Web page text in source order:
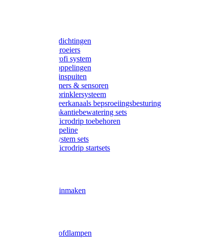
Gardena afdichtingen
Gardena sproeiers
Gardena Profi system
Gardena koppelingen
Gardena tuinspuiten
Gardena timers & sensoren
Gardena Sprinklersysteem
Gardena meerkanaals bepsroeiingsbesturing
Gardena vakantiebewatering sets
Gardena Microdrip toebehoren
Gardena Pipeline
Gardena System sets
Gardena Microdrip startsets
Wecken & inmaken
Zak- & Hoofdlampen